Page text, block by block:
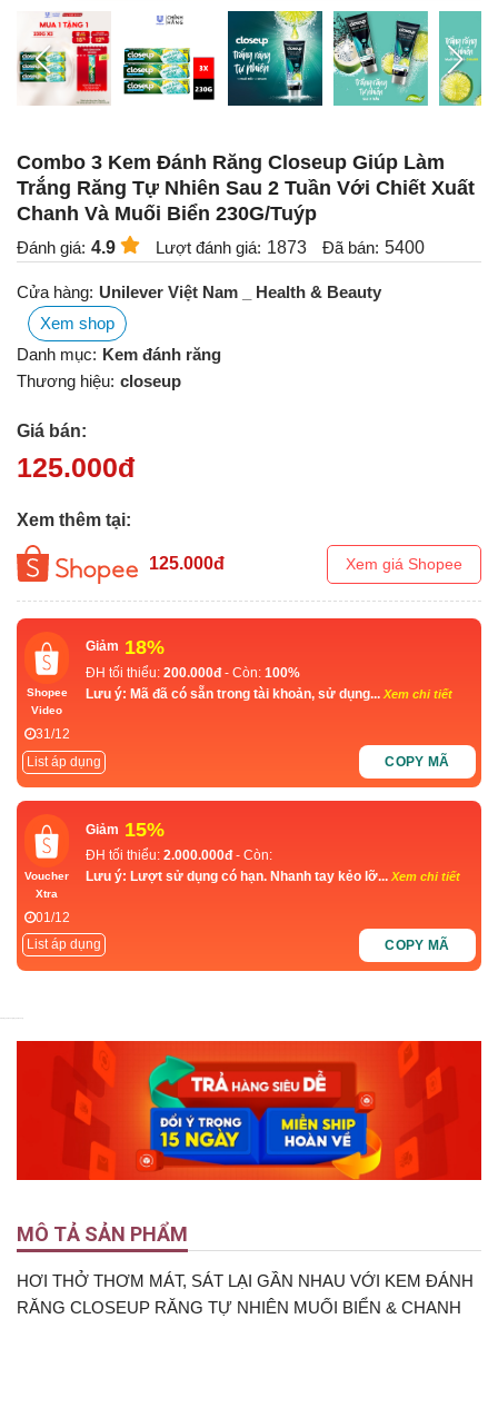
Combo 3 Kem Đánh Răng Closeup Giúp Làm
Trắng Răng Tự Nhiên Sau 2 Tuần Với Chiết Xuất
Chanh Và Muối Biển 230G/Tuýp
Đánh giá: 4.9 Lượt đánh giá: 1873 Đã bán: 5400
Cửa hàng: Unilever Việt Nam _ Health & Beauty
Xem shop
Danh mục: Kem đánh răng
Thương hiệu: closeup
Giá bán:
125.000đ
Xem thêm tại:
125.000đ Xem giá Shopee
Shopee
Video
31/12
Giảm 18%
ĐH tối thiểu: 200.000đ - Còn: 100%
Lưu ý: Mã đã có sẵn trong tài khoản, sử dụng...Xem chi tiết
List áp dụng COPY MÃ
Voucher
Xtra
01/12
Giảm 15%
ĐH tối thiểu: 2.000.000đ - Còn:
Lưu ý: Lượt sử dụng có hạn. Nhanh tay kẻo lỡ...Xem chi tiết
List áp dụng COPY MÃ
MÔ TẢ SẢN PHẨM
HƠI THỞ THƠM MÁT, SÁT LẠI GẦN NHAU VỚI KEM ĐÁNH
RĂNG CLOSEUP RĂNG TỰ NHIÊN MUỐI BIỂN & CHANH